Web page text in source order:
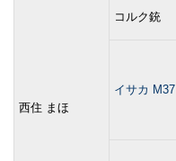
西住 まほ
コルク銃
イサカ M37